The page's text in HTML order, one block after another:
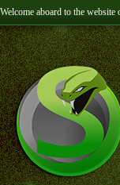
Welcome aboard to the website